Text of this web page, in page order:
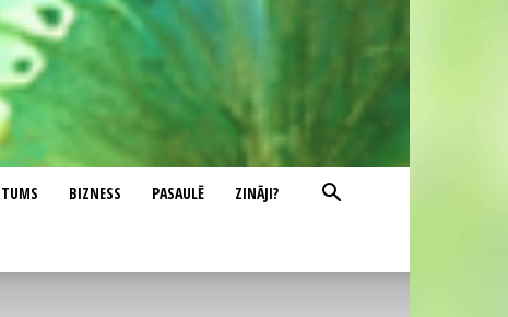
BIZNESS PASAULĒ ZINĀJI?